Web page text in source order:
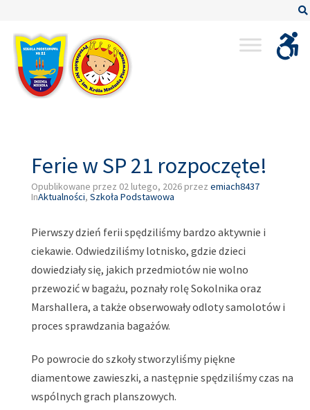
rozpoczęte!
Ferie w SP 21 rozpoczęte!
Opublikowane przez 02 lutego, 2026 przez emiach8437
InAktualności, Szkoła Podstawowa
Pierwszy dzień ferii spędziliśmy bardzo aktywnie i
ciekawie. Odwiedziliśmy lotnisko, gdzie dzieci
dowiedziały się, jakich przedmiotów nie wolno
przewozić w bagażu, poznały rolę Sokolnika oraz
Marshallera, a także obserwowały odloty samolotów i
proces sprawdzania bagażów.
Po powrocie do szkoły stworzyliśmy piękne
diamentowe zawieszki, a następnie spędziliśmy czas na
wspólnych grach planszowych.